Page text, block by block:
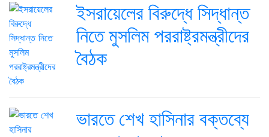
ইসরায়েলের বিরুদ্ধে সিদ্ধান্ত
নিতে মুসলিম পররাষ্ট্রমন্ত্রীদের
বৈঠক
ভারতে শেখ হাসিনার বক্তব্যে